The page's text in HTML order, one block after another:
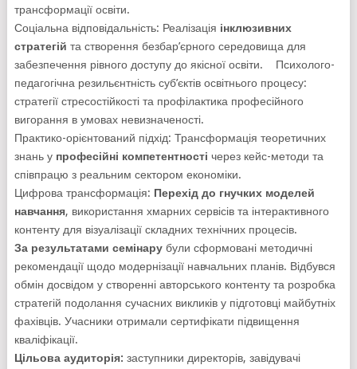
трансформації освіти.
Соціальна відповідальність: Реалізація інклюзивних
стратегій та створення безбар’єрного середовища для
забезпечення рівного доступу до якісної освіти. Психолого-
педагогічна резильєнтність суб’єктів освітнього процесу:
стратегії стресостійкості та профілактика професійного
вигорання в умовах невизначеності.
Практико-орієнтований підхід: Трансформація теоретичних
знань у професійні компетентності через кейс-методи та
співпрацю з реальним сектором економіки.
Цифрова трансформація: Перехід до гнучких моделей
навчання, використання хмарних сервісів та інтерактивного
контенту для візуалізації складних технічних процесів.
За результатами семінарубули сформовані методичні
рекомендації щодо модернізації навчальних планів. Відбувся
обмін досвідом у створенні авторського контенту та розробка
стратегій подолання сучасних викликів у підготовці майбутніх
фахівців. Учасники отримали сертифікати підвищення
кваліфікації.
Цільова аудиторія: заступники директорів, завідувачі